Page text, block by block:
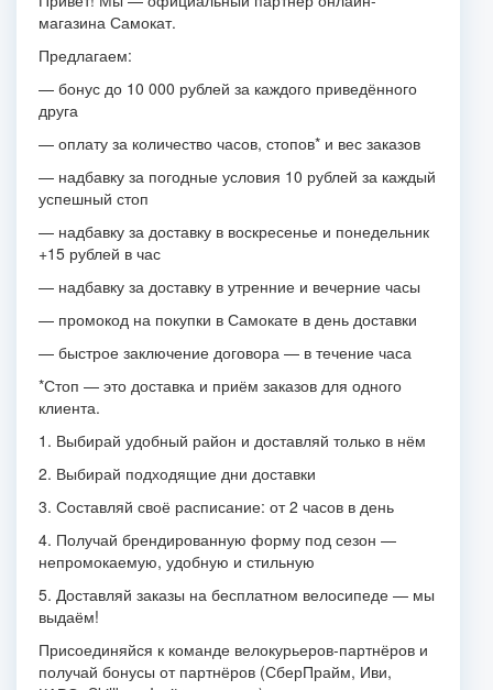
магазина Самокат.
Предлагаем:
— бонус до 10 000 рублей за каждого приведённого
друга
— оплату за количество часов, стопов* и вес заказов
— надбавку за погодные условия 10 рублей за каждый
успешный стоп
— надбавку за доставку в воскресенье и понедельник
+15 рублей в час
— надбавку за доставку в утренние и вечерние часы
— промокод на покупки в Самокате в день доставки
— быстрое заключение договора — в течение часа
*Стоп — это доставка и приём заказов для одного
клиента.
1. Выбирай удобный район и доставляй только в нём
2. Выбирай подходящие дни доставки
3. Составляй своё расписание: от 2 часов в день
4. Получай брендированную форму под сезон —
непромокаемую, удобную и стильную
5. Доставляй заказы на бесплатном велосипеде — мы
выдаём!
Присоединяйся к команде велокурьеров-партнёров и
получай бонусы от партнёров (СберПрайм, Иви,